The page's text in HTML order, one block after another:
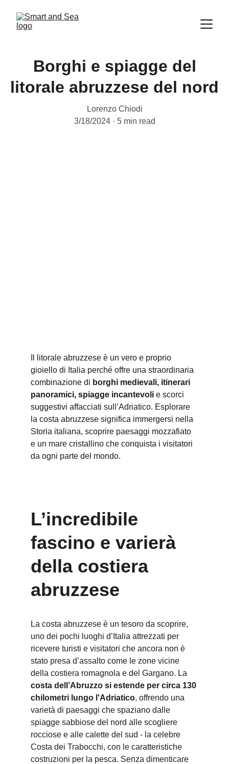
Borghi e spiagge del
litorale abruzzese del nord
Lorenzo Chiodi
3/18/2024
5 min read
Il litorale abruzzese è un vero e proprio
gioiello di Italia perché offre una straordinaria
combinazione di borghi medievali, itinerari
panoramici, spiagge incantevoli e scorci
suggestivi affacciati sull’Adriatico. Esplorare
la costa abruzzese significa immergersi nella
Storia italiana, scoprire paesaggi mozzafiato
e un mare cristallino che conquista i visitatori
da ogni parte del mondo.
L’incredibile
fascino e varierà
della costiera
abruzzese
La costa abruzzese è un tesoro da scoprire,
uno dei pochi luoghi d’Italia attrezzati per
ricevere turisti e visitatori che ancora non è
stato presa d’assalto come le zone vicine
della costiera romagnola e del Gargano. La
costa dell’Abruzzo si estende per circa 130
chilometri lungo l'Adriatico, offrendo una
varietà di paesaggi che spaziano dalle
spiagge sabbiose del nord alle scogliere
rocciose e alle calette del sud - la celebre
Costa dei Trabocchi, con le caratteristiche
costruzioni per la pesca. Senza dimenticare